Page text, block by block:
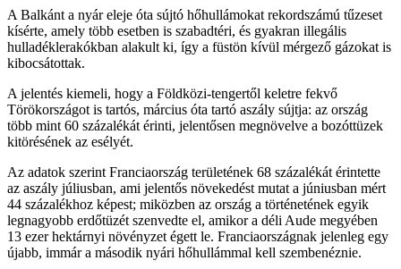
A Balkánt a nyár eleje óta sújtó hőhullámokat rekordszámú tűzeset
kísérte, amely több esetben is szabadtéri, és gyakran illegális
hulladéklerakókban alakult ki, így a füstön kívül mérgező gázokat is
kibocsátottak.
A jelentés kiemeli, hogy a Földközi-tengertől keletre fekvő
Törökországot is tartós, március óta tartó aszály sújtja: az ország
több mint 60 százalékát érinti, jelentősen megnövelve a bozóttüzek
kitörésének az esélyét.
Az adatok szerint Franciaország területének 68 százalékát érintette
az aszály júliusban, ami jelentős növekedést mutat a júniusban mért
44 százalékhoz képest; miközben az ország a történetének egyik
legnagyobb erdőtüzét szenvedte el, amikor a déli Aude megyében
13 ezer hektárnyi növényzet égett le. Franciaországnak jelenleg egy
újabb, immár a második nyári hőhullámmal kell szembenéznie.